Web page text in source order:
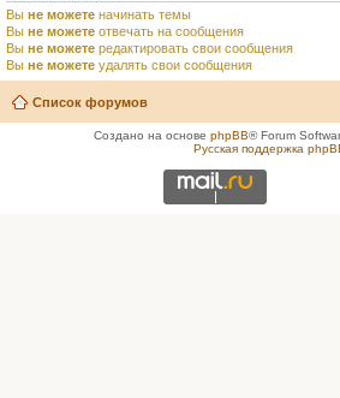
Вы не можете начинать темы
Вы не можете отвечать на сообщения
Вы не можете редактировать свои сообщения
Вы не можете удалять свои сообщения
Список форумов
Создано на основе phpBB® Forum
Русская поддержка